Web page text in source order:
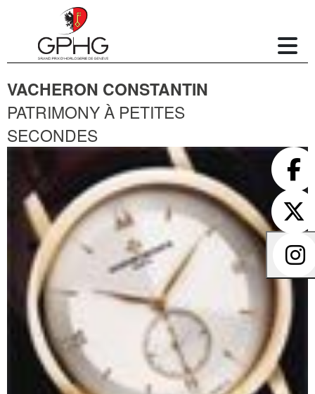
VACHERON CONSTANTIN
PATRIMONY À PETITES
SECONDES